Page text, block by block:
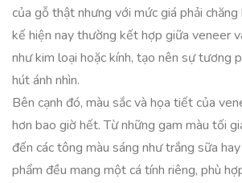
của gỗ thật nhưng với mức giá phải
kế hiện nay thường kết hợp giữa veneer
như kim loại hoặc kính, tạo nên sự tương
hút ánh nhìn.
Bên cạnh đó, màu sắc và họa tiết của
hơn bao giờ hết. Từ những gam màu tối
đến các tông màu sáng như trắng sữa
phẩm đều mang một cá tính riêng, phù